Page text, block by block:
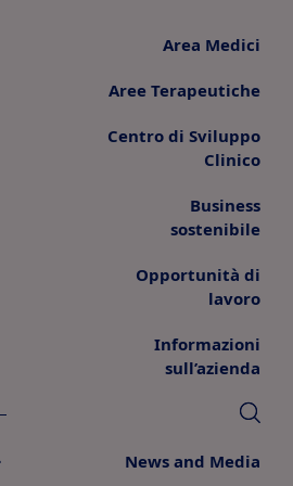
Area Medici
Aree Terapeutiche
Centro di Sviluppo
Clinico
Business
sostenibile
Opportunità di
lavoro
Informazioni
sull’azienda
News and Media